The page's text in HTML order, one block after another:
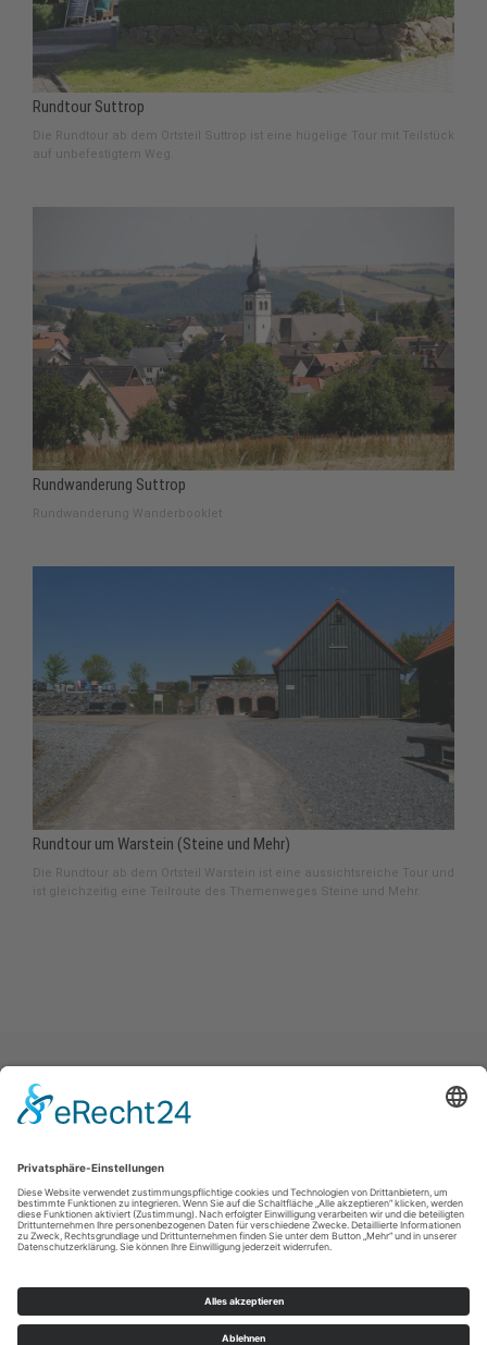
Rundtour Suttrop
Die Rundtour ab dem Ortsteil Suttrop ist eine hügelige Tour mit Teilstück
auf unbefestigtem Weg.
Rundwanderung Suttrop
Rundwanderung Wanderbooklet
Rundtour um Warstein (Steine und Mehr)
Die Rundtour ab dem Ortsteil Warstein ist eine aussichtsreiche Tour und
ist gleichzeitig eine Teilroute des Themenweges Steine und Mehr.
Impressum|Datenschutz
Stadtmarketing Warstein e.V. Dieplohstraße 1 59581 Warstein
Stadtmarketing Warstein e.V.